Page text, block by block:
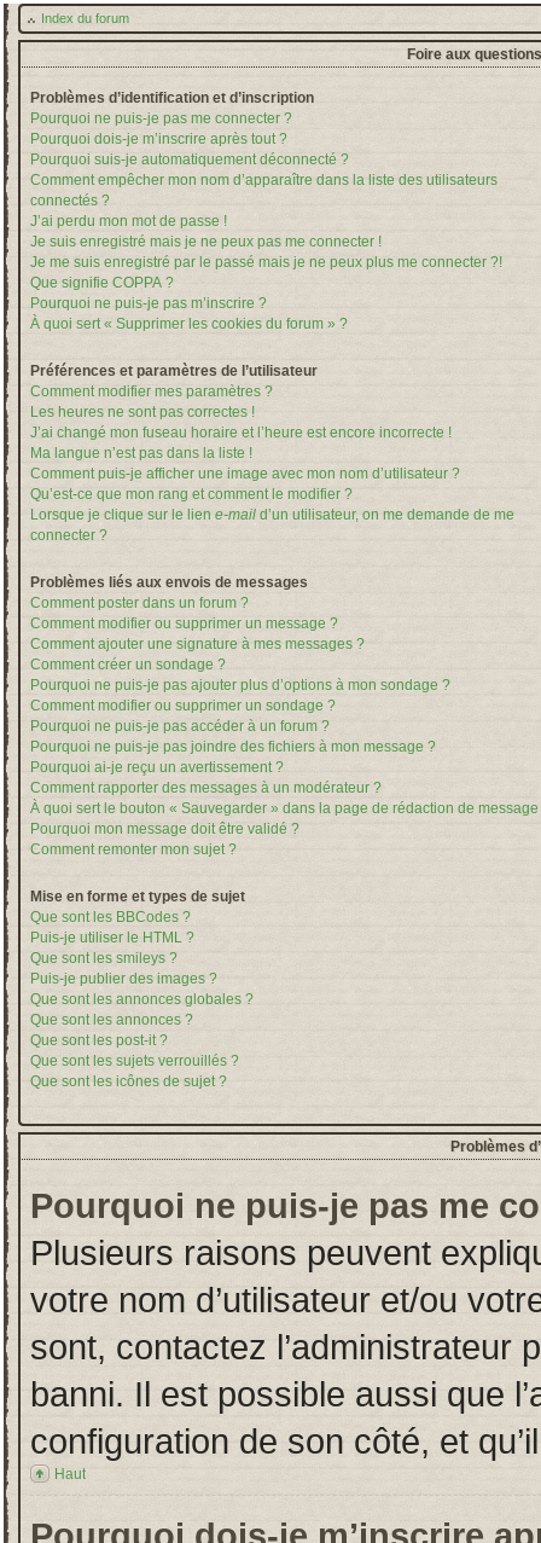
Index du forum
Foire aux
Problèmes d’identification et d’inscription
Pourquoi ne puis-je pas me connecter ?
Pourquoi dois-je m’inscrire après tout ?
Pourquoi suis-je automatiquement déconnecté ?
Comment empêcher mon nom d’apparaître dans la liste des utilisateurs
connectés ?
J’ai perdu mon mot de passe !
Je suis enregistré mais je ne peux pas me connecter !
Je me suis enregistré par le passé mais je ne peux plus me connecter ?!
Que signifie COPPA ?
Pourquoi ne puis-je pas m’inscrire ?
À quoi sert « Supprimer les cookies du forum » ?
Préférences et paramètres de l’utilisateur
Comment modifier mes paramètres ?
Les heures ne sont pas correctes !
J’ai changé mon fuseau horaire et l’heure est encore incorrecte !
Ma langue n’est pas dans la liste !
Comment puis-je afficher une image avec mon nom d’utilisateur ?
Qu’est-ce que mon rang et comment le modifier ?
Lorsque je clique sur le lien e-mail d’un utilisateur, on me demande de me
connecter ?
Problèmes liés aux envois de messages
Comment poster dans un forum ?
Comment modifier ou supprimer un message ?
Comment ajouter une signature à mes messages ?
Comment créer un sondage ?
Pourquoi ne puis-je pas ajouter plus d’options à mon sondage ?
Comment modifier ou supprimer un sondage ?
Pourquoi ne puis-je pas accéder à un forum ?
Pourquoi ne puis-je pas joindre des fichiers à mon message ?
Pourquoi ai-je reçu un avertissement ?
Comment rapporter des messages à un modérateur ?
À quoi sert le bouton « Sauvegarder » dans la page de rédaction de message
Pourquoi mon message doit être validé ?
Comment remonter mon sujet ?
Mise en forme et types de sujet
Que sont les BBCodes ?
Puis-je utiliser le HTML ?
Que sont les smileys ?
Puis-je publier des images ?
Que sont les annonces globales ?
Que sont les annonces ?
Que sont les post-it ?
Que sont les sujets verrouillés ?
Que sont les icônes de sujet ?
Problèmes
Pourquoi ne puis-je pas me
Plusieurs raisons peuvent
votre nom d’utilisateur et/ou
sont, contactez l’administrateur
banni. Il est possible aussi que
configuration de son côté, et
Haut